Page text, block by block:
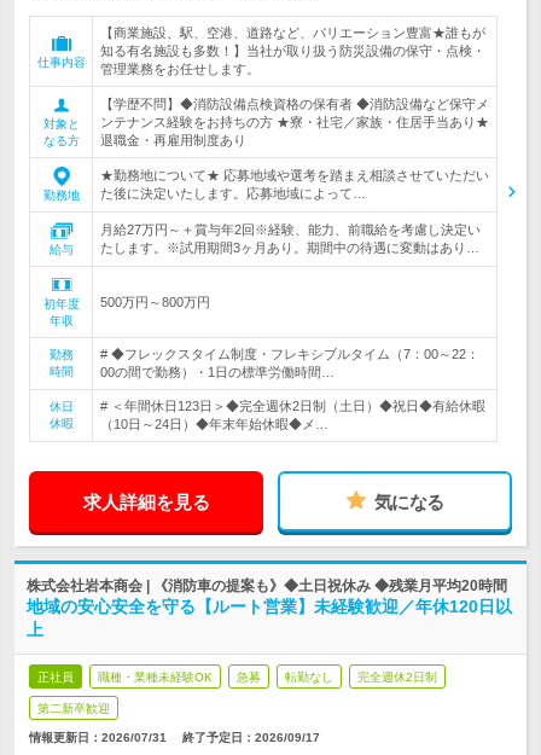
仕事内容
【商業施設、駅、空港、道路など、バリエーション豊富★誰もが
知る有名施設も多数！】当社が取り扱う防災設備の保守・点検・
管理業務をお任せします。
対象と
なる方
【学歴不問】◆消防設備点検資格の保有者 ◆消防設備など保守メ
ンテナンス経験をお持ちの方 ★寮・社宅／家族・住居手当あり★
退職金・再雇用制度あり
勤務地
★勤務地について★ 応募地域や選考を踏まえ相談させていただい
た後に決定いたします。応募地域によって…
給与
月給27万円～＋賞与年2回※経験、能力、前職給を考慮し決定い
たします。※試用期間3ヶ月あり。期間中の待遇に変動はあり…
初年度
年収
500万円～800万円
勤務
時間
# ◆フレックスタイム制度・フレキシブルタイム（7：00～22：
00の間で勤務）・1日の標準労働時間…
休日
休暇
# ＜年間休日123日＞◆完全週休2日制（土日）◆祝日◆有給休暇
（10日～24日）◆年末年始休暇◆メ…
求人詳細を見る 気になる
株式会社岩本商会 | 《消防車の提案も》◆土日祝休み ◆残業月平均20時間
地域の安心安全を守る【ルート営業】未経験歓迎／年休120日以
上
正社員 職種・業種未経験OK 急募 転勤なし 完全週休2日制
第二新卒歓迎
情報更新日：2026/07/31 終了予定日： 2026/09/17